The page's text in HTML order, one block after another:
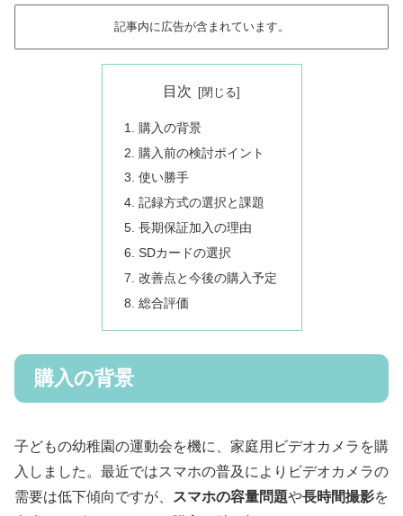
記事内に広告が含まれています。
目次
購入の背景
購入前の検討ポイント
使い勝手
記録方式の選択と課題
長期保証加入の理由
SDカードの選択
改善点と今後の購入予定
総合評価
購入の背景
子どもの幼稚園の運動会を機に、家庭用ビデオカメラを購
入しました。最近ではスマホの普及によりビデオカメラの
需要は低下傾向ですが、
スマホの容量問題や長時間撮影を